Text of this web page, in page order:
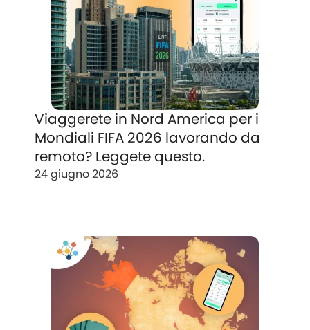
Viaggerete in Nord America per i
Mondiali FIFA 2026 lavorando da
remoto? Leggete questo.
24 giugno 2026